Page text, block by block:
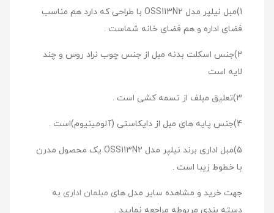
1)مبل نیلپر مدل OSS113N2 با طراحی که دارد هم مناسب
فضای اداره و هم فضای خانه شماست .
2)جنس اسکلت بدنه مبل از جنس چوب نراد روس و چند
لایه است
3)تعلیق مبلف از تسمه کشی است .
4)جنس پایه های مبل از دایکاستی (آلومینیوم)است .
5)مبل اداری برند نیلپر مدل OSS113N2 یک محصول مدرن
با خطوط زیبا است .
جهت خرید و مشاهده سایر مدل های مبلمان اداری به
دسته بندی مربوطه مراجعه نمایید .